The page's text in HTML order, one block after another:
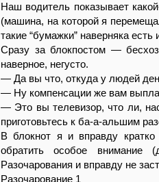
Наш водитель показывает
(машина, на которой я
такие “бумажки” наверняка
Сразу за блокпостом —
наверное, негусто.
— Да вы что, откуда у людей
— Ну компенсации же вам
— Это вы телевизор, что ли,
приготовьтесь к ба-а-альшим
В блокнот я и вправду кратко
обратить особое
Разочарования и вправду не
Разочарование 1